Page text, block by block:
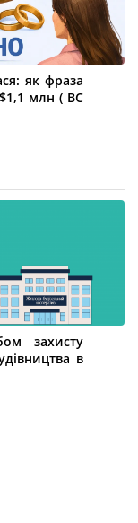
як фраза
млн ( ВС
захисту
в